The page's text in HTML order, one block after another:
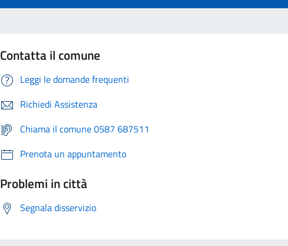
Contatta il comune
Leggi le domande frequenti
Richiedi Assistenza
Chiama il comune 0587 687511
Prenota un appuntamento
Problemi in città
Segnala disservizio